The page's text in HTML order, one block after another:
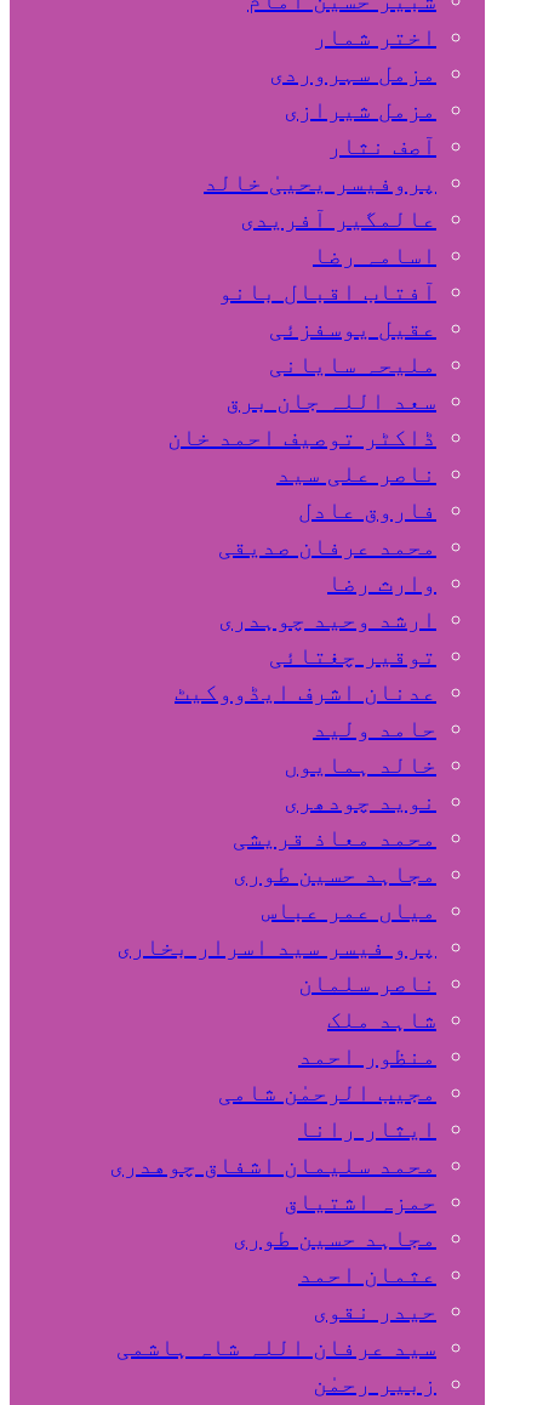
اختر شمار
مزمل سہروردی
مزمل شیرازی
آصف نثار
پروفیسر یحییٰ خالد
عالمگیر آفریدی
اسامہ رضا
آفتاب اقبال بانو
عقیل یوسفزئی
ملیحہ سایانی
سعد اللہ جان برق
ڈاکٹر توصیف احمد خان
ناصر علی سید
فاروق عادل
محمد عرفان صدیقی
وارث رضا
ارشد وحید چوہدری
توقیر چغتائی
عدنان اشرف ایڈووکیٹ
حامد ولید
خالد ہمایوں
نوید چودھری
محمد معاذ قریشی
مجاہد حسین طوری
میاں عمر عباس
پرو فیسر سید اسرار بخاری
ناصر سلمان
شاہد ملک
منظور احمد
مجیب الرحمٰن شامی
ایثار رانا
محمد سلیمان اشفاق چوهدری
حمزہ اشتیاق
مجاہد حسین طوری
عثمان احمد
حیدر نقوی
سید عرفان اللہ شاہ ہاشمی
زبیر رحمٰن